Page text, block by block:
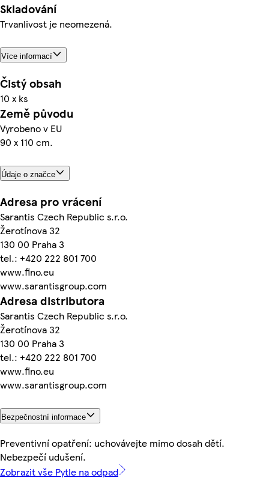
Skladování
Trvanlivost je neomezená.
Více informací
Čistý obsah
10 x ks
Země původu
Vyrobeno v EU
90 x 110 cm.
Údaje o značce
Adresa pro vrácení
Sarantis Czech Republic s.r.o.
Žerotínova 32
130 00 Praha 3
tel.: +420 222 801 700
www.fino.eu
www.sarantisgroup.com
Adresa distributora
Sarantis Czech Republic s.r.o.
Žerotínova 32
130 00 Praha 3
tel.: +420 222 801 700
www.fino.eu
www.sarantisgroup.com
Bezpečnostní informace
Preventivní opatření: uchovávejte mimo dosah dětí.
Nebezpečí udušení.
Zobrazit vše Pytle na odpad